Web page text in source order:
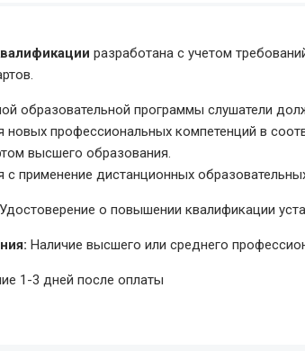
разработана с учетом
образовательной программы слушатели
новых профессиональных компетенций в
высшего образования.
с применение дистанционных
Удостоверение о повышении квалификации
Наличие высшего или среднего
1-3 дней после оплаты